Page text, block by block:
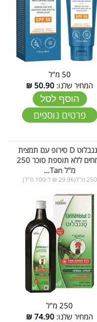
50 מ"ל
המחיר שלנו: 50.90
₪
הוסף לסל
פרטים נוספים
טננבלוט D סירופ עם תמצית
צמחים ללא תוספת סוכר 250
מ"ל Tan...
250 מ"ל(29.96 ₪ ל-100 מ"ל)
250 מ"ל
המחיר שלנו: 74.90
₪